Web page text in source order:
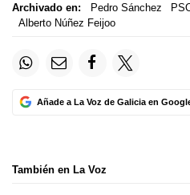
Archivado en: Pedro Sánchez
Alberto Núñez Feijoo
Añade a La Voz de Galicia en
También en La Voz